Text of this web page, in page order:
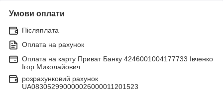
Умови оплати
Післяплата
Оплата на рахунок
Оплата на карту Приват Банку 4246001004177733 Івченко
Ігор Миколайович
розрахунковий рахунок
UA083052990000026000011201523